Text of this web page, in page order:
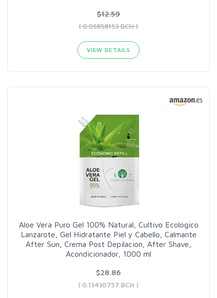
$12.59
( 0.05858153 BCH )
VIEW DETAILS
Aloe Vera Puro Gel 100% Natural, Cultivo Ecologico
Lanzarote, Gel Hidratante Piel y Cabello, Calmante
After Sun, Crema Post Depilacion, After Shave,
Acondicionador, 1000 ml
$28.86
( 0.13430757 BCH )